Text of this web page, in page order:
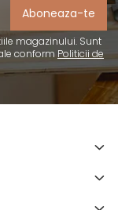
magazinului. Sunt
conform Politicii de